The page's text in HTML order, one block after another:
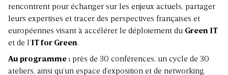
rencontrent pour échanger sur les enjeux actuels, partager
leurs expertises et tracer des perspectives françaises et
européennes visant à accélérer le déploiement du Green IT
et de l’IT for Green.
Au programme : près de 30 conférences, un cycle de 30
ateliers, ainsi qu’un espace d’exposition et de networking.